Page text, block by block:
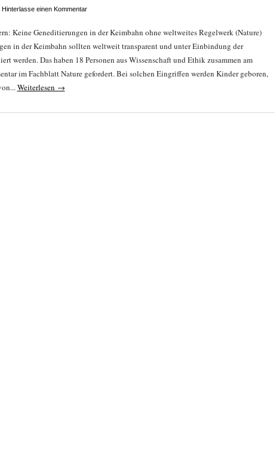
Hinterlasse einen Kommentar
Keine Geneditierungen in der Keimbahn ohne weltweites Regelwerk (Nature)
in der Keimbahn sollten weltweit transparent und unter Einbindung der
werden. Das haben 18 Personen aus Wissenschaft und Ethik zusammen am
im Fachblatt Nature gefordert. Bei solchen Eingriffen werden Kinder geboren,
Weiterlesen →